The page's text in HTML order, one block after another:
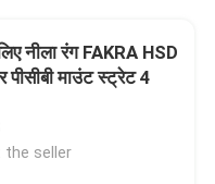
नीला रंग FAKRA HSD
पीसीबी माउंट स्ट्रेट 4
the seller